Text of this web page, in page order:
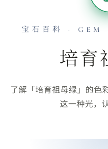
宝石百科 · GEM
培育
了解「培育祖母绿」的
这一种光，